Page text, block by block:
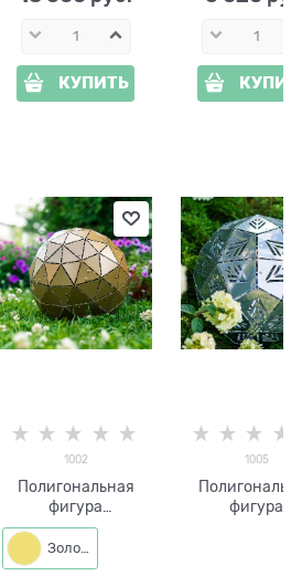
КУПИТЬ
1002
Полигональная
фигура
металлическая для
сада Шар малый
d=30 см 1002
Золото
1005
фигура